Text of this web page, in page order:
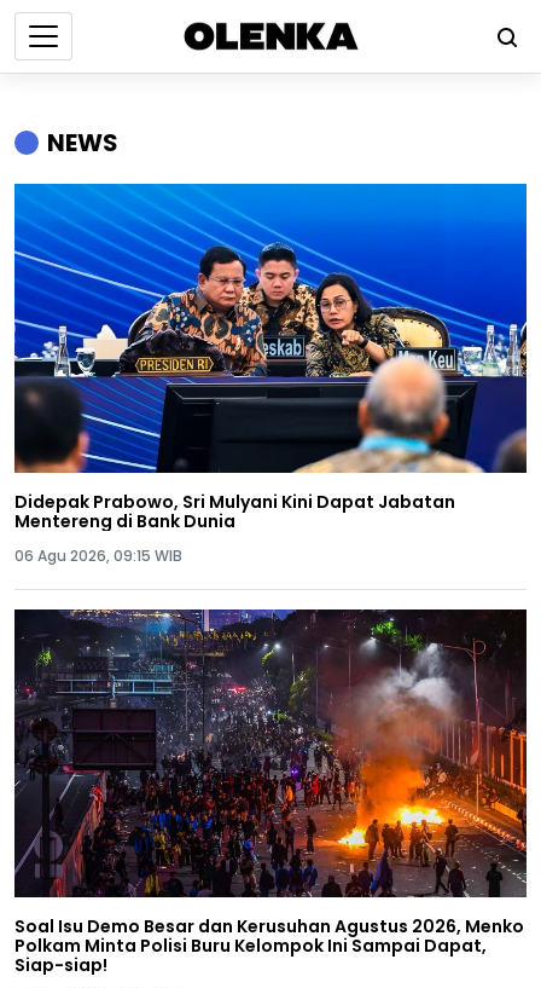
NEWS
Didepak Prabowo, Sri Mulyani Kini Dapat Jabatan
Mentereng di Bank Dunia
06 Agu 2026, 09:15 WIB
Soal Isu Demo Besar dan Kerusuhan Agustus 2026, Menko
Polkam Minta Polisi Buru Kelompok Ini Sampai Dapat,
Siap-siap!